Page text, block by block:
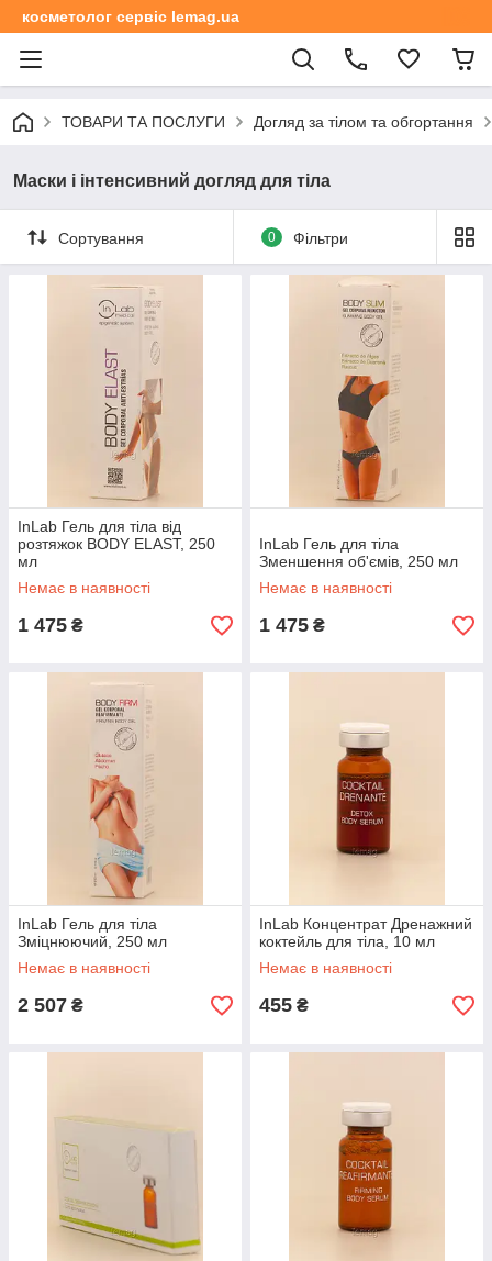
косметолог сервіс lemag.ua
ТОВАРИ ТА ПОСЛУГИ Догляд за тілом та обгортання
Маски і інтенсивний догляд для тіла
Сортування 0 Фільтри
InLab Гель для тіла від
розтяжок BODY ELAST, 250
мл
Немає в наявності
1 475 ₴
InLab Гель для тіла
Зменшення об'ємів, 250 мл
Немає в наявності
1 475 ₴
InLab Гель для тіла
Зміцнюючий, 250 мл
Немає в наявності
2 507 ₴
InLab Концентрат Дренажний
коктейль для тіла, 10 мл
Немає в наявності
455 ₴